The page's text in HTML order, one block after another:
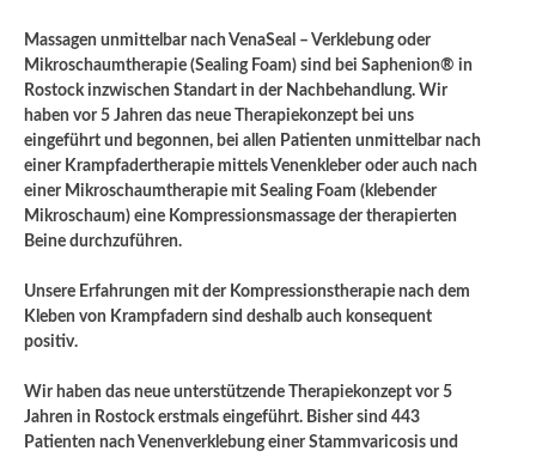
Massagen unmittelbar nach VenaSeal – Verklebung oder
Mikroschaumtherapie (Sealing Foam) sind bei Saphenion® in
Rostock inzwischen Standart in der Nachbehandlung. Wir
haben vor 5 Jahren das neue Therapiekonzept bei uns
eingeführt und begonnen, bei allen Patienten unmittelbar nach
einer Krampfadertherapie mittels Venenkleber oder auch nach
einer Mikroschaumtherapie mit Sealing Foam (klebender
Mikroschaum) eine Kompressionsmassage der therapierten
Beine durchzuführen.
Unsere Erfahrungen mit der Kompressionstherapie nach dem
Kleben von Krampfadern sind deshalb auch konsequent
positiv.
Wir haben das neue unterstützende Therapiekonzept vor 5
Jahren in Rostock erstmals eingeführt. Bisher sind 443
Patienten nach Venenverklebung einer Stammvaricosis und